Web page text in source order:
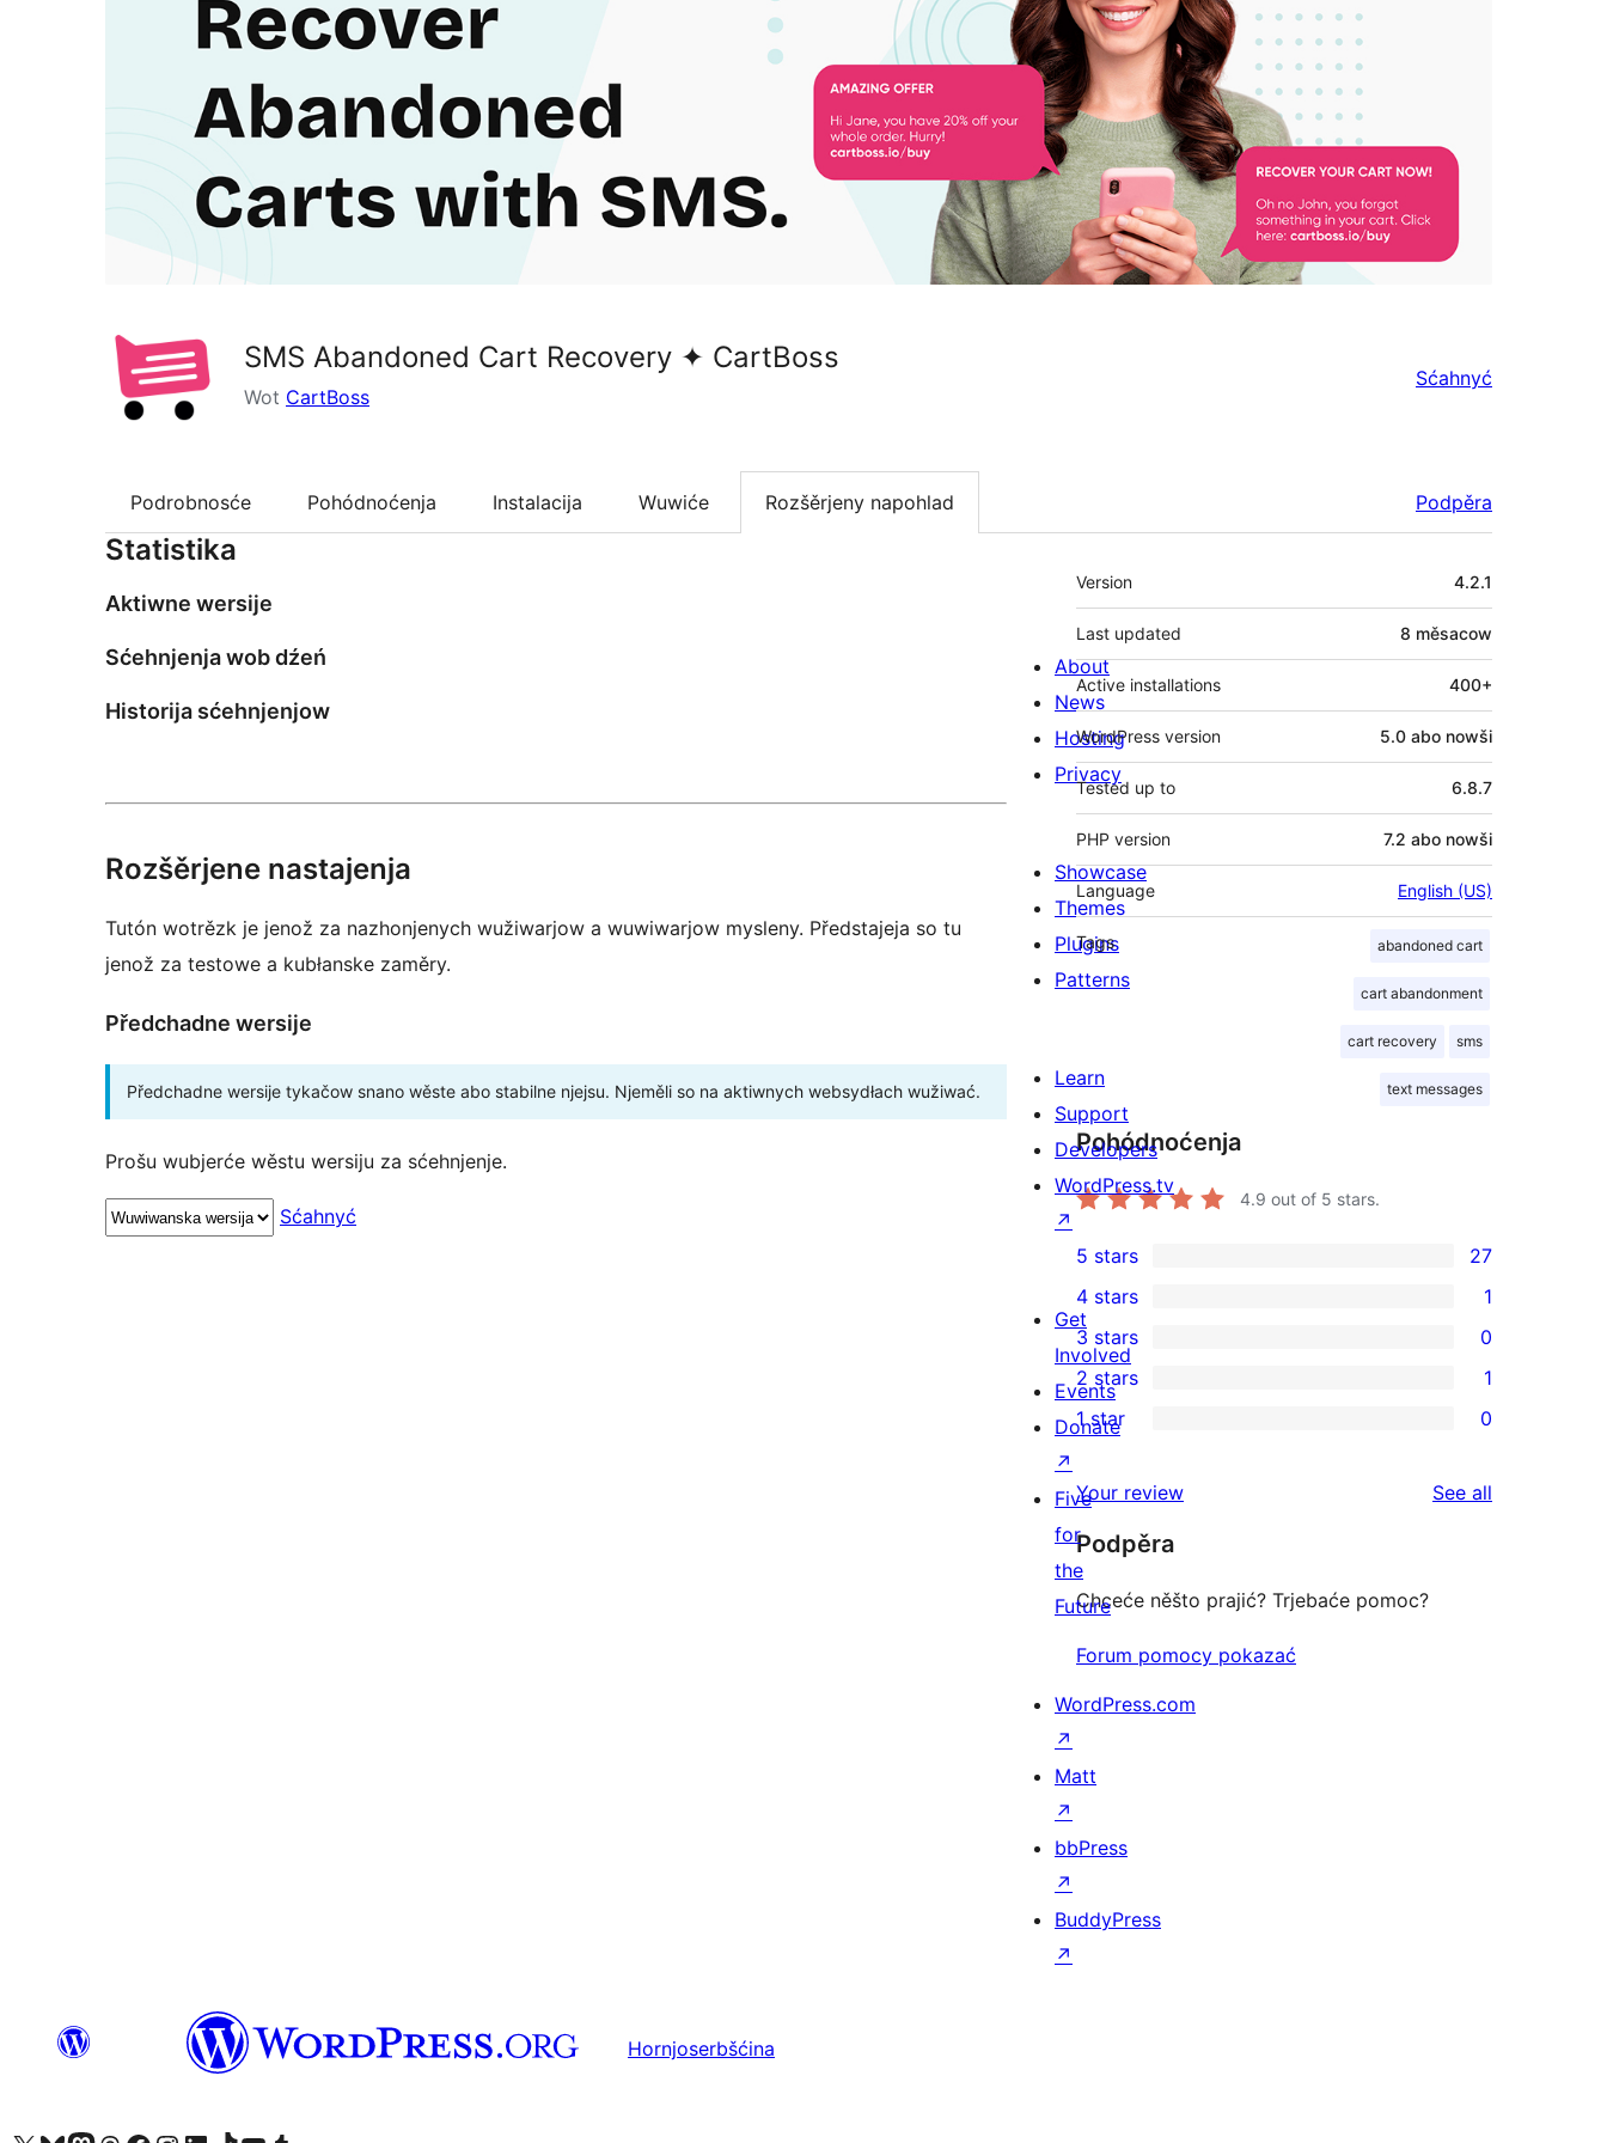
SMS Abandoned Cart Recovery ✦ CartBoss
Wot CartBoss
Sćahnyć
Podrobnosće Pohódnoćenja Instalacija Wuwiće Rozšěrjeny napohlad Podpěra
Statistika
Aktiwne wersije
Sćehnjenja wob dźeń
Historija sćehnjenjow
Rozšěrjene nastajenja
Tutón wotrězk je jenož za nazhonjenych wužiwarjow a wuwiwarjow mysleny. Předstajeja so tu
jenož za testowe a kubłanske zaměry.
Předchadne wersije
Předchadne wersije tykačow snano wěste abo stabilne njejsu. Njeměli so na aktiwnych websydłach wužiwać.
Prošu wubjerće wěstu wersiju za sćehnjenje.
Sćahnyć
Meta
Version 4.2.1
Last updated 8 měsacow
Active installations 400+
WordPress version 5.0 abo nowši
Tested up to 6.8.7
PHP version 7.2 abo nowši
Language English (US)
Tags abandoned cart
cart abandonment
cart recovery sms
text messages
Pohódnoćenja
4.9 out of 5 stars.
27
5-
star
reviews
5 stars 27
1
4-
star
review
4 stars 1
0
3-
star
3 stars 0
1
2-
review
2 stars 1
0
star
reviews
1 star 0
Your review See all
Podpěra
Chceće něšto prajić? Trjebaće pomoc?
Forum pomocy pokazać
About
News
Hosting
Privacy
Showcase
Themes
Plugins
Patterns
Learn
Support
Developers
WordPress.tv
↗
Get
Involved
Events
Donate
↗
Five
for
the
Future
WordPress.com
↗
Matt
↗
bbPress
↗
BuddyPress
↗
Hornjoserbšćina